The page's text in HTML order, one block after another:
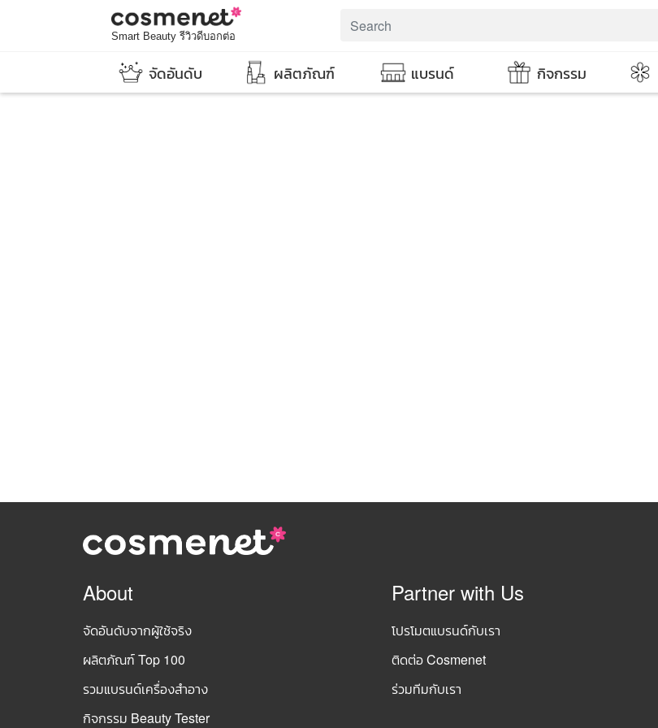
Smart Beauty รีวิวดีบอกต่อ
จัดอันดับ ผลิตภัณฑ์ แบรนด์ กิจกรรม
About
จัดอันดับจากผู้ใช้จริง
ผลิตภัณฑ์ Top 100
รวมแบรนด์เครื่องสำอาง
กิจกรรม Beauty Tester
Partner with Us
โปรโมตแบรนด์กับเรา
ติดต่อ Cosmenet
ร่วมทีมกับเรา